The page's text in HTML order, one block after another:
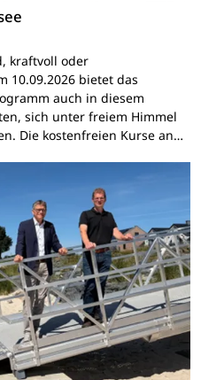
kraftvoll oder
10.09.2026 bietet das
auch in diesem
sich unter freiem Himmel
Die kostenfreien Kurse an…